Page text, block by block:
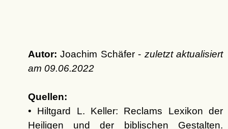
Autor: Joachim Schäfer - zuletzt aktualisiert
am 09.06.2022
Quellen:
• Hiltgard L. Keller: Reclams Lexikon der
Heiligen und der biblischen Gestalten.